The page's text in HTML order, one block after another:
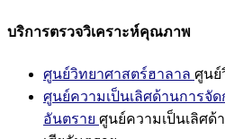
บริการตรวจวิเคราะห์คุณภาพ
ศูนย์วิทยาศาสตร์ฮาลาล ศูนย์
ศูนย์ความเป็นเลิศด้านการจัด
อันตราย ศูนย์ความเป็นเลิศด้